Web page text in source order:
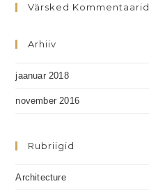
Värsked Kommentaarid
Arhiiv
jaanuar 2018
november 2016
Rubriigid
Architecture